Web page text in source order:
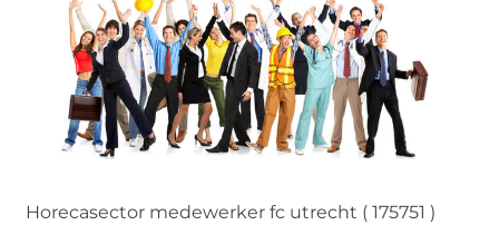
Horecasector medewerker fc utrecht ( 175751 )